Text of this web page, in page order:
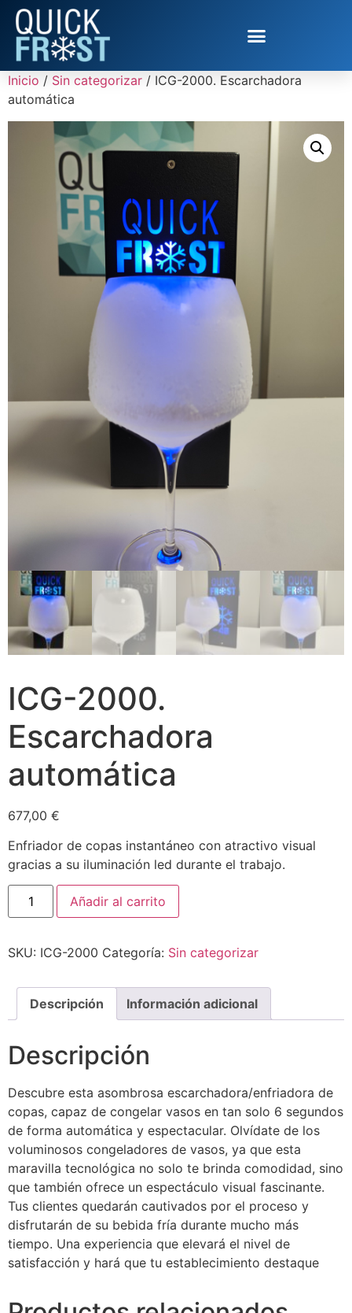
Inicio / Sin categorizar / ICG-2000. Escarchadora
automática
ICG-2000.
Escarchadora
automática
677,00 €
Enfriador de copas instantáneo con atractivo visual
gracias a su iluminación led durante el trabajo.
Añadir al carrito
SKU: ICG-2000 Categoría: Sin categorizar
Descripción Información adicional
Descripción
Descubre esta asombrosa escarchadora/enfriadora de
copas, capaz de congelar vasos en tan solo 6 segundos
de forma automática y espectacular. Olvídate de los
voluminosos congeladores de vasos, ya que esta
maravilla tecnológica no solo te brinda comodidad, sino
que también ofrece un espectáculo visual fascinante.
Tus clientes quedarán cautivados por el proceso y
disfrutarán de su bebida fría durante mucho más
tiempo. Una experiencia que elevará el nivel de
satisfacción y hará que tu establecimiento destaque